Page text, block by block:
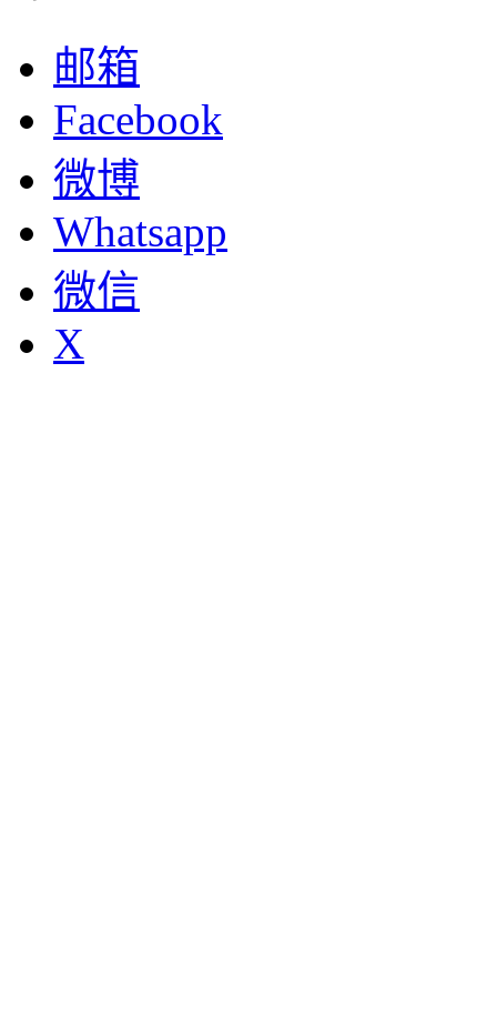
邮箱
Facebook
微博
Whatsapp
微信
X